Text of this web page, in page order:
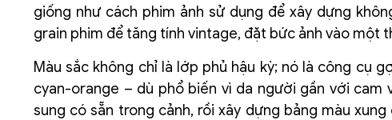
giống như cách phim ảnh sử dụng để xây dựng
grain phim để tăng tính vintage, đặt bức ảnh vào một
Màu sắc không chỉ là lớp phủ hậu kỳ; nó là công cụ
cyan-orange – dù phổ biến vì da người gần với
sung có sẵn trong cảnh, rồi xây dựng bảng màu